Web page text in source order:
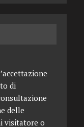
di
delle
visitatore o